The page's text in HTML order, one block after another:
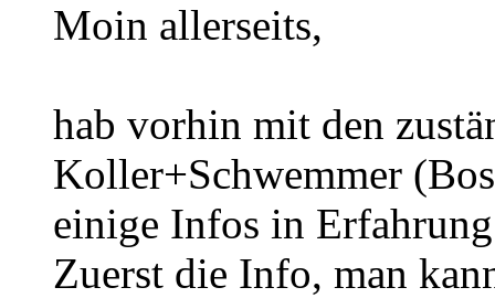
Moin allerseits,
hab vorhin mit den
Koller+Schwemmer
einige Infos in
Zuerst die Info, man